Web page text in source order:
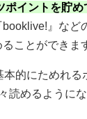
イントを貯め
booklive!』など
ことができま
本的にためれる
読めるように